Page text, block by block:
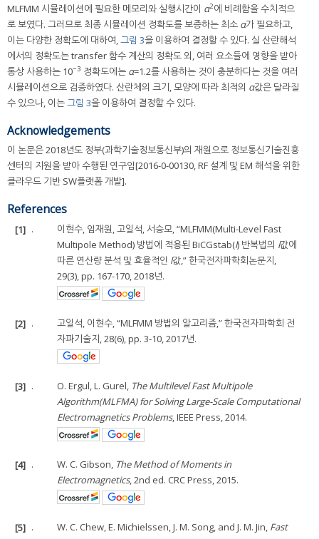
MLFMM 시뮬레이션에 필요한 메모리와 실행시간이 α2에 비례함을 수치적으
로 보였다. 그러므로 최종 시뮬레이션 정확도를 보증하는 최소 α가 필요하고,
이는 다양한 정확도에 대하여, 그림 3을 이용하여 결정할 수 있다. 실 산란해석
에서의 정확도는 transfer 함수 계산의 정확도 외, 여러 요소들에 영향을 받아
통상 사용하는 10−3 정확도에는 α=1.2를 사용하는 것이 충분하다는 것을 여러
시뮬레이션으로 검증하였다. 산란체의 크기, 모양에 따라 최적의 α값은 달라질
수 있으나, 이는그림 3을 이용하여 결정할 수 있다.
Acknowledgements
이 논문은 2018년도 정부(과학기술정보통신부)의 재원으로 정보통신기술진흥
센터의 지원을 받아 수행된 연구임[2016-0-00130, RF 설계 및 EM 해석을 위한
클라우드 기반 SW플랫폼 개발].
References
[1] .
이현수, 임재원, 고일석, 서승모, “MLFMM(Multi-Level Fast
Multipole Method) 방법에 적용된 BiCGstab(l) 반복법의 l값에
따른 연산량 분석 및 효율적인 l값,” 한국전자파학회논문지,
29(3), pp. 167-170, 2018년.
[2] .
고일석, 이현수, “MLFMM 방법의 알고리즘,” 한국전자파학회 전
자파기술지, 28(6), pp. 3-10, 2017년.
[3] . O. Ergul, L. Gurel, The Multilevel Fast Multipole
Algorithm(MLFMA) for Solving Large-Scale Computational
Electromagnetics Problems, IEEE Press, 2014.
[4] . W. C. Gibson, The Method of Moments in
Electromagnetics, 2nd ed. CRC Press, 2015.
[5] . W. C. Chew, E. Michielssen, J. M. Song, and J. M. Jin, Fast